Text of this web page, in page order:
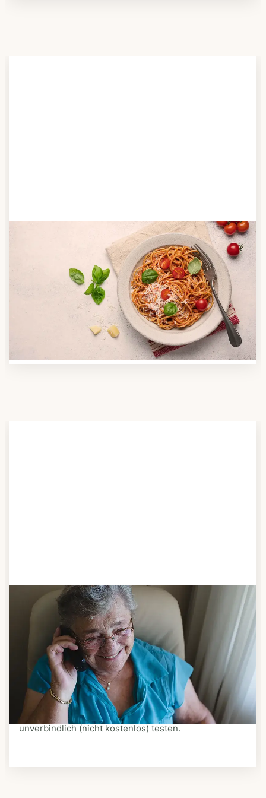
Anbieter finden
Nutzen Sie unsere große Mahlzeiten-Dienst-Suche,
um herauszufinden, welche Anbieter es in Ihrer
Region gibt und welcher am besten zu Ihnen passt.
Verschaffen Sie sich auch einen Überblick über die
Essen auf Rädern-Kosten.
Schritt 3
Bestellen & liefern lassen
Suchen Sie sich aus dem Speiseplan Ihres Anbieters
aus, was Ihnen schmeckt. Bestellen Sie telefonisch,
schriftlich oder im Online-Shop Ihres Anbieters.
Ein Kurier liefert Ihnen das bestellte Essen zum
vereinbarten Zeitpunkt nach Hause. Bei vielen
Anbietern können Sie Essen auf Rädern auch
unverbindlich (nicht kostenlos) testen.